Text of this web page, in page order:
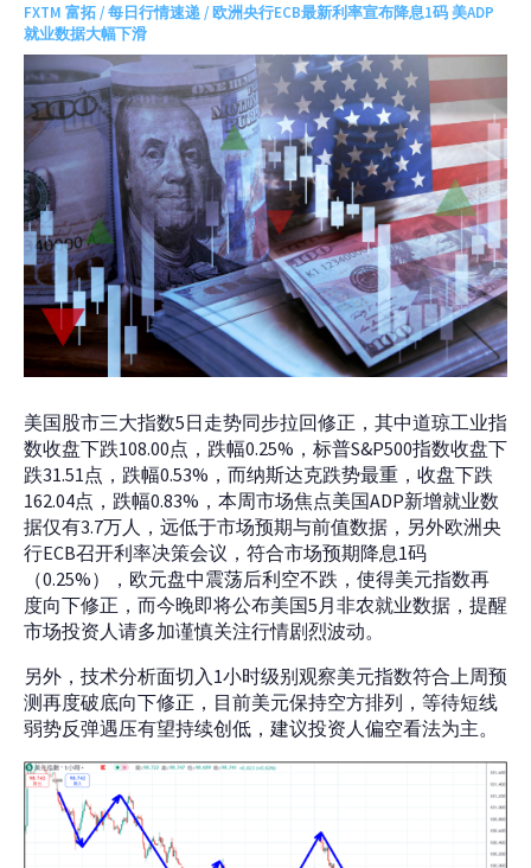
FXTM 富拓/每日行情速递 / 欧洲央行ECB最新利率宣布降息1码 美ADP
就业数据大幅下滑
美国股市三大指数5日走势同步拉回修正，其中道琼工业指
数收盘下跌108.00点，跌幅0.25%，标普S&P500指数收盘下
跌31.51点，跌幅0.53%，而纳斯达克跌势最重，收盘下跌
162.04点，跌幅0.83%，本周市场焦点美国ADP新增就业数
据仅有3.7万人，远低于市场预期与前值数据，另外欧洲央
行ECB召开利率决策会议，符合市场预期降息1码
（0.25%），欧元盘中震荡后利空不跌，使得美元指数再
度向下修正，而今晚即将公布美国5月非农就业数据，提醒
市场投资人请多加谨慎关注行情剧烈波动。
另外，技术分析面切入1小时级别观察美元指数符合上周预
测再度破底向下修正，目前美元保持空方排列，等待短线
弱势反弹遇压有望持续创低，建议投资人偏空看法为主。